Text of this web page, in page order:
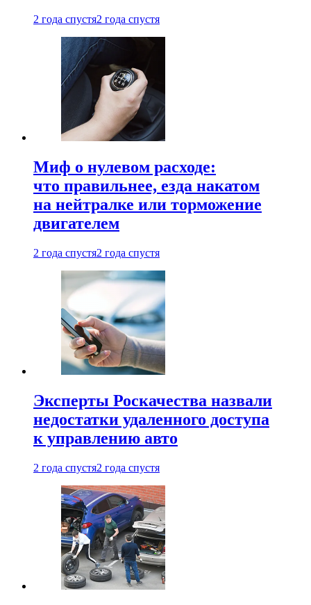
2 года спустя2 года спустя
Миф о нулевом расходе:
что правильнее, езда накатом
на нейтралке или торможение
двигателем
2 года спустя2 года спустя
Эксперты Роскачества назвали
недостатки удаленного доступа
к управлению авто
2 года спустя2 года спустя